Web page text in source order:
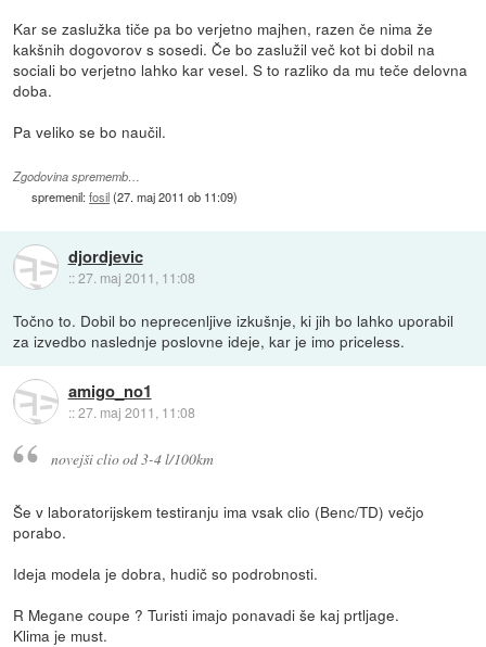
Kar se zaslužka tiče pa bo verjetno majhen, razen če nima že
kakšnih dogovorov s sosedi. Če bo zaslužil več kot bi dobil na
sociali bo verjetno lahko kar vesel. S to razliko da mu teče delovna
doba.
Pa veliko se bo naučil.
Zgodovina sprememb…
spremenil:fosil(27. maj 2011 ob 11:09)
djordjevic
::27. maj 2011, 11:08
Točno to. Dobil bo neprecenljive izkušnje, ki jih bo lahko uporabil
za izvedbo naslednje poslovne ideje, kar je imo priceless.
amigo_no1
::27. maj 2011, 11:08
novejši clio od 3-4 l/100km
Še v laboratorijskem testiranju ima vsak clio (Benc/TD) večjo
porabo.
Ideja modela je dobra, hudič so podrobnosti.
R Megane coupe ? Turisti imajo ponavadi še kaj prtljage.
Klima je must.